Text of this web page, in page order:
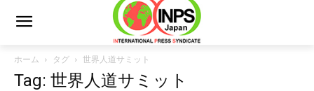
ホーム タグ 世界人道サミット
Tag: 世界人道サミット